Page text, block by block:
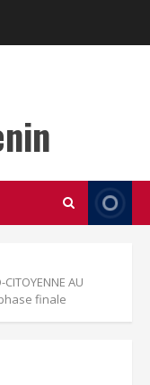
AU
finale